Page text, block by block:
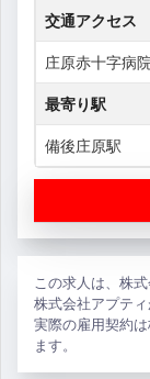
交通アクセス
庄原赤十字病
最寄り駅
備後庄原駅
この求人は、株
株式会社アプティ
実際の雇用契約
ます。